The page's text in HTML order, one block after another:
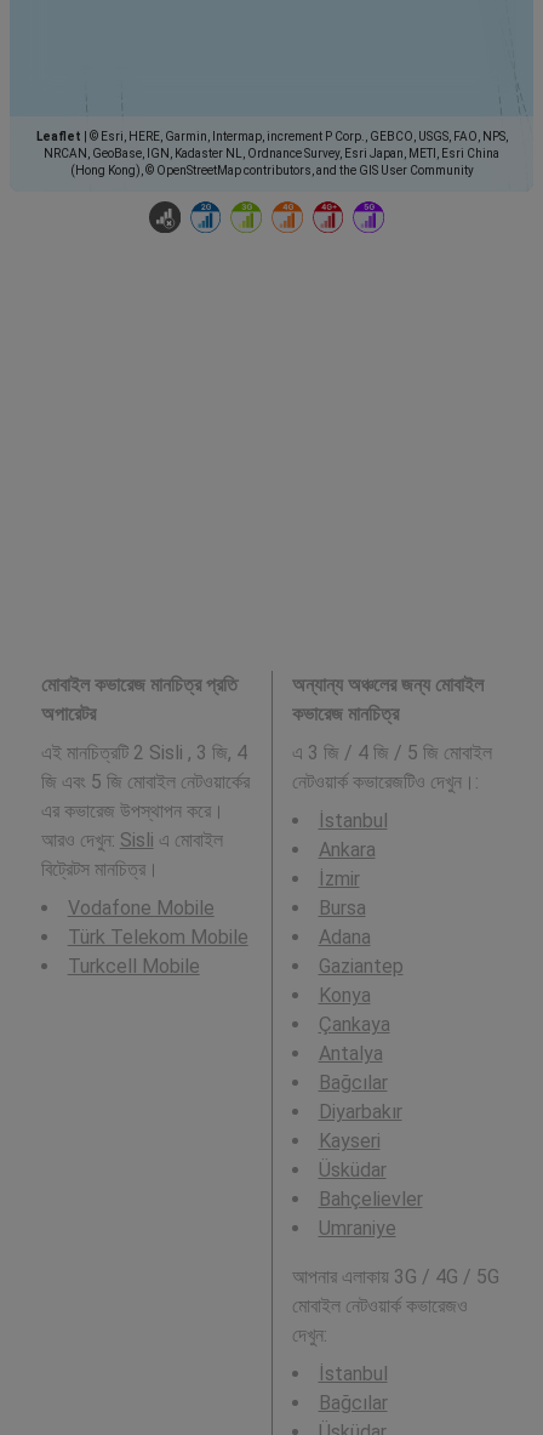
Leaflet
© Esri, HERE, Garmin, Intermap, increment P Corp., GEBCO, USGS, FAO, NPS,
NRCAN, GeoBase, IGN, Kadaster NL, Ordnance Survey, Esri Japan, METI, Esri China
(Hong Kong), © OpenStreetMap contributors, and the GIS User Community
মোবাইল কভারেজ মানচিত্র প্রতি
অপারেটর
এই মানচিত্রটি 2 Sisli , 3 জি, 4
জি এবং 5 জি মোবাইল নেটওয়ার্কের
এর কভারেজ উপস্থাপন করে।
আরও দেখুন: Sisli এ মোবাইল
বিট্রেটস মানচিত্র।
Vodafone Mobile
Türk Telekom Mobile
Turkcell Mobile
অন্যান্য অঞ্চলের জন্য মোবাইল
কভারেজ মানচিত্র
এ 3 জি / 4 জি / 5 জি মোবাইল
নেটওয়ার্ক কভারেজটিও দেখুন।:
İstanbul
Ankara
İzmir
Bursa
Adana
Gaziantep
Konya
Çankaya
Antalya
Bağcılar
Diyarbakır
Kayseri
Üsküdar
Bahçelievler
Umraniye
আপনার এলাকায় 3G / 4G / 5G
মোবাইল নেটওয়ার্ক কভারেজও
দেখুন:
İstanbul
Bağcılar